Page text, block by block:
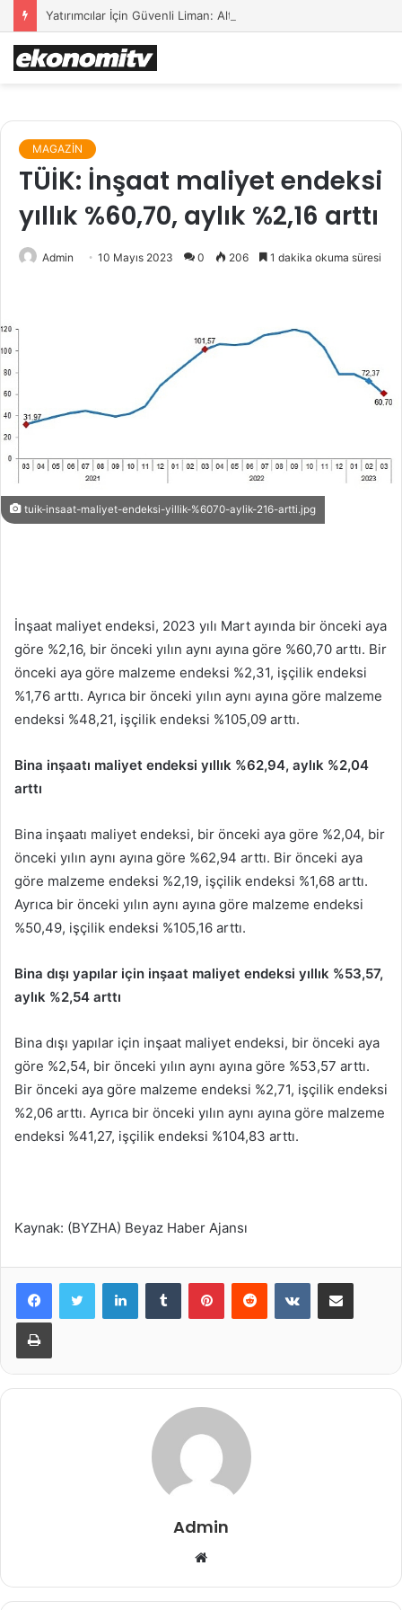
Yatırımcılar İçin Güvenli Liman: Altın Hâlâ İlk Sırada mı?
MAGAZİN
TÜİK: İnşaat maliyet endeksi
yıllık %60,70, aylık %2,16 arttı
Admin 10 Mayıs 2023 0 206 1 dakika okuma süresi
tuik-insaat-maliyet-endeksi-yillik-%6070-aylik-216-artti.jpg
İnşaat maliyet endeksi, 2023 yılı Mart ayında bir önceki aya
göre %2,16, bir önceki yılın aynı ayına göre %60,70 arttı. Bir
önceki aya göre malzeme endeksi %2,31, işçilik endeksi
%1,76 arttı. Ayrıca bir önceki yılın aynı ayına göre malzeme
endeksi %48,21, işçilik endeksi %105,09 arttı.
Bina inşaatı maliyet endeksi yıllık %62,94, aylık %2,04
arttı
Bina inşaatı maliyet endeksi, bir önceki aya göre %2,04, bir
önceki yılın aynı ayına göre %62,94 arttı. Bir önceki aya
göre malzeme endeksi %2,19, işçilik endeksi %1,68 arttı.
Ayrıca bir önceki yılın aynı ayına göre malzeme endeksi
%50,49, işçilik endeksi %105,16 arttı.
Bina dışı yapılar için inşaat maliyet endeksi yıllık %53,57,
aylık %2,54 arttı
Bina dışı yapılar için inşaat maliyet endeksi, bir önceki aya
göre %2,54, bir önceki yılın aynı ayına göre %53,57 arttı.
Bir önceki aya göre malzeme endeksi %2,71, işçilik endeksi
%2,06 arttı. Ayrıca bir önceki yılın aynı ayına göre malzeme
endeksi %41,27, işçilik endeksi %104,83 arttı.
Kaynak: (BYZHA) Beyaz Haber Ajansı
LinkedInTumblr PinterestReddit VKontakteE-Posta ile paylaş
Yazdır
Admin
Web